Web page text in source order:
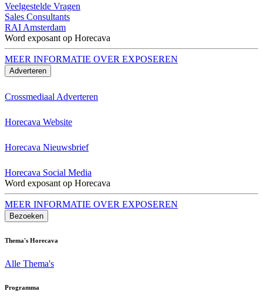
Veelgestelde Vragen
Sales Consultants
RAI Amsterdam
Word exposant op Horecava
MEER INFORMATIE OVER EXPOSEREN
Adverteren
Crossmediaal Adverteren
Horecava Website
Horecava Nieuwsbrief
Horecava Social Media
Word exposant op Horecava
MEER INFORMATIE OVER EXPOSEREN
Bezoeken
Thema's Horecava
Alle Thema's
Programma